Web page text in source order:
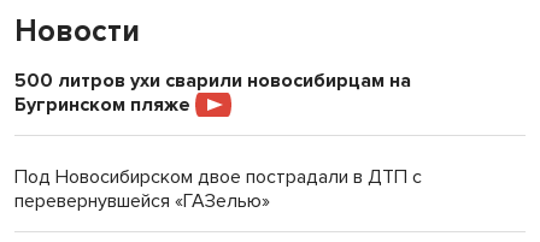
Новости
500 литров ухи сварили новосибирцам на
Бугринском пляже
Под Новосибирском двое пострадали в ДТП с
перевернувшейся «ГАЗелью»